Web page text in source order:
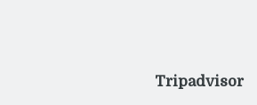
Tripadvisor